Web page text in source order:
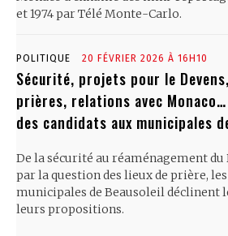
et 1974 par Télé Monte-Carlo.
POLITIQUE 20 FÉVRIER 2026 À 16H10
Sécurité, projets pour le
prières, relations avec
des candidats aux municipales
De la sécurité au réaménagement du
par la question des lieux de prière,
municipales de Beausoleil déclinent
leurs propositions.